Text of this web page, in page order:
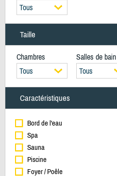
Tous
Taille
Chambres
Salles de bain
Tous
Tous
Caractéristiques
Bord de l'eau
Spa
Sauna
Piscine
Foyer / Poêle